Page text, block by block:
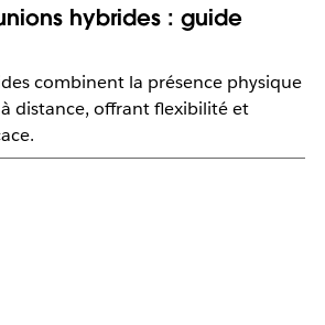
hybrides : guide
combinent la présence physique
distance, offrant flexibilité et